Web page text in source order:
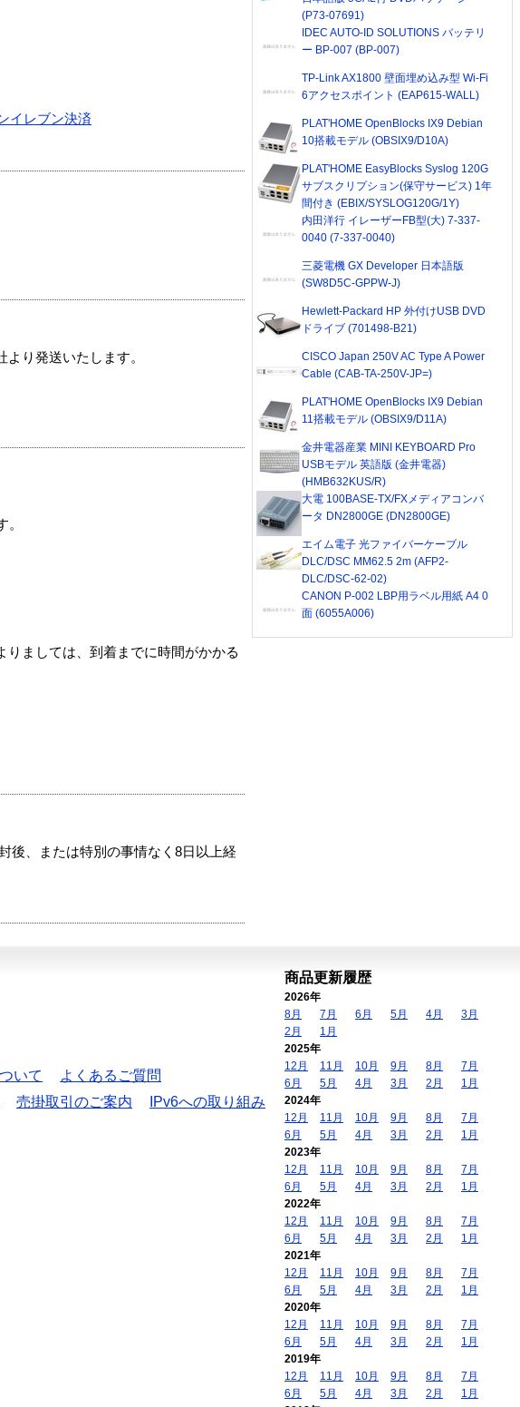
イレブン決済
り発送いたします。
ましては、到着までに時間がかかる
後、または特別の事情なく8日以上経
(P73-07691)
IDEC AUTO-ID SOLUTIONS バッテリ
ー BP-007 (BP-007)
TP-Link AX1800 壁面埋め込み型 Wi-Fi
6アクセスポイント (EAP615-WALL)
PLAT'HOME OpenBlocks IX9 Debian
10搭載モデル (OBSIX9/D10A)
PLAT'HOME EasyBlocks Syslog 120G
サブスクリプション(保守サービス) 1年
間付き (EBIX/SYSLOG120G/1Y)
内田洋行 イレーザーFB型(大) 7-337-
0040 (7-337-0040)
三菱電機 GX Developer 日本語版
(SW8D5C-GPPW-J)
Hewlett-Packard HP 外付けUSB DVD
ドライブ (701498-B21)
CISCO Japan 250V AC Type A Power
Cable (CAB-TA-250V-JP=)
PLAT'HOME OpenBlocks IX9 Debian
11搭載モデル (OBSIX9/D11A)
金井電器産業 MINI KEYBOARD Pro
USBモデル 英語版 (金井電器)
(HMB632KUS/R)
大電 100BASE-TX/FXメディアコンバ
ータ DN2800GE (DN2800GE)
エイム電子 光ファイバーケーブル
DLC/DSC MM62.5 2m (AFP2-
DLC/DSC-62-02)
CANON P-002 LBP用ラベル用紙 A4 0
面 (6055A006)
いて
よくあるご質問
売掛取引のご案内
IPv6への取り組み
商品更新履歴
2026年
8月
7月 6月 5月 4月
3月
2月
1月
2025年
12月
11月 10月 9月 8月
7月
6月
5月 4月 3月 2月
1月
2024年
12月
11月 10月 9月 8月
7月
6月
5月 4月 3月 2月
1月
2023年
12月
11月 10月 9月 8月
7月
6月
5月 4月 3月 2月
1月
2022年
12月
11月 10月 9月 8月
7月
6月
5月 4月 3月 2月
1月
2021年
12月
11月 10月 9月 8月
7月
6月
5月 4月 3月 2月
1月
2020年
12月
11月 10月 9月 8月
7月
6月
5月 4月 3月 2月
1月
2019年
12月
11月 10月 9月 8月
7月
6月
5月 4月 3月 2月
1月